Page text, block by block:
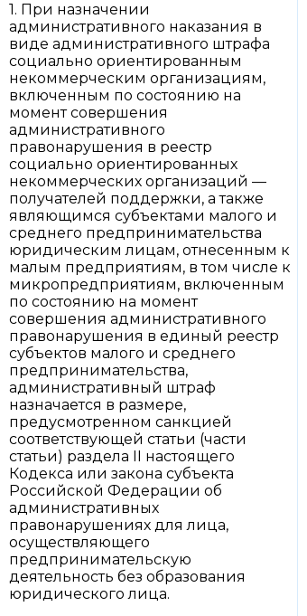
1. При назначении
административного наказания в
виде административного штрафа
социально ориентированным
некоммерческим организациям,
включенным по состоянию на
момент совершения
административного
правонарушения в реестр
социально ориентированных
некоммерческих организаций —
получателей поддержки, а также
являющимся субъектами малого и
среднего предпринимательства
юридическим лицам, отнесенным к
малым предприятиям, в том числе к
микропредприятиям, включенным
по состоянию на момент
совершения административного
правонарушения в единый реестр
субъектов малого и среднего
предпринимательства,
административный штраф
назначается в размере,
предусмотренном санкцией
соответствующей статьи (части
статьи) раздела II настоящего
Кодекса или закона субъекта
Российской Федерации об
административных
правонарушениях для лица,
осуществляющего
предпринимательскую
деятельность без образования
юридического лица.